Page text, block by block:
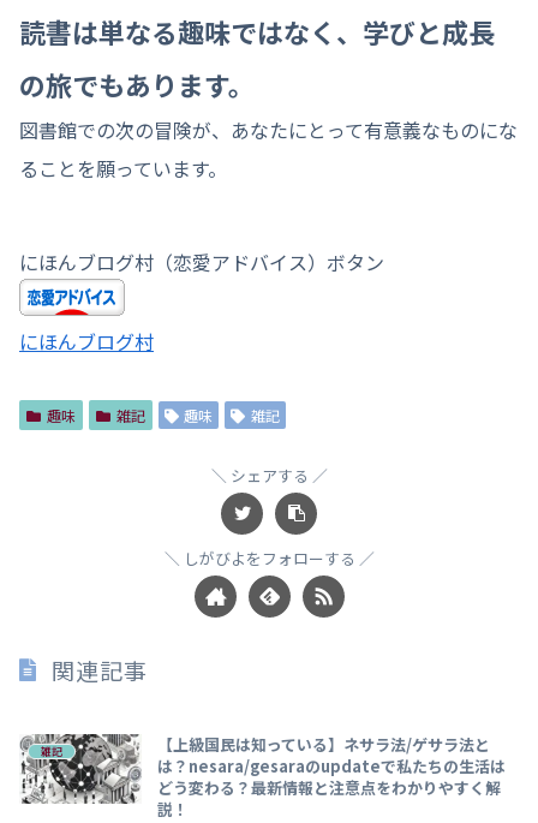
読書は単なる趣味ではなく、学びと成長
の旅でもあります。
図書館での次の冒険が、あなたにとって有意義なものにな
ることを願っています。
にほんブログ村（恋愛アドバイス）ボタン
にほんブログ村
趣味 雑記 趣味 雑記
シェアする
しがびよをフォローする
関連記事
雑記
【上級国民は知っている】ネサラ法/ゲサラ法と
は？nesara/gesaraのupdateで私たちの生活は
どう変わる？最新情報と注意点をわかりやすく解
説！